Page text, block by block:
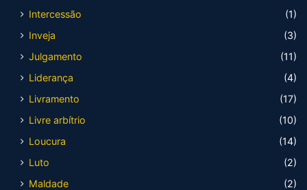
Intercessão
(1)
Inveja
(3)
Julgamento
(11)
Liderança
(4)
Livramento
(17)
Livre arbítrio
(10)
Loucura
(14)
Luto
(2)
Maldade
(2)